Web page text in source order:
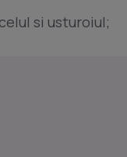
si usturoiul;